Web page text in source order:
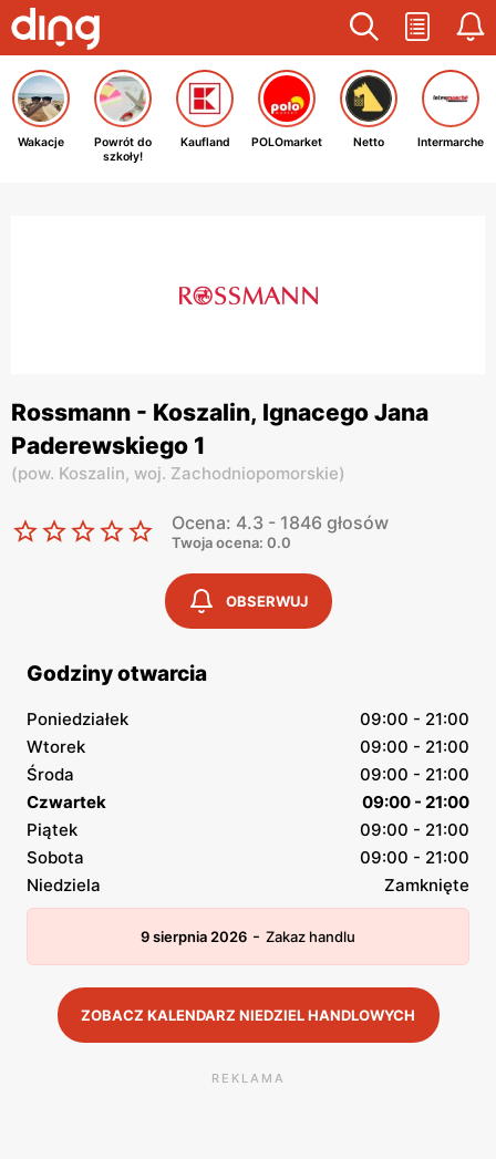
Wakacje
Powrót do
szkoły!
Kaufland POLOmarket Netto Intermarche
Rossmann - Koszalin, Ignacego Jana
Paderewskiego 1
(pow. Koszalin, woj. Zachodniopomorskie)
Ocena: 4.3 - 1846 głosów
Twoja ocena: 0.0
OBSERWUJ
Godziny otwarcia
Poniedziałek
09:00 - 21:00
Wtorek
09:00 - 21:00
Środa
09:00 - 21:00
Czwartek
09:00 - 21:00
Piątek
09:00 - 21:00
Sobota
09:00 - 21:00
Niedziela
Zamknięte
9 sierpnia 2026 - Zakaz handlu
ZOBACZ KALENDARZ NIEDZIEL HANDLOWYCH
REKLAMA